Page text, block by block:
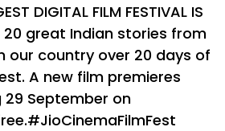
DIGITAL FILM FESTIVAL IS
great Indian stories from
our country over 20 days of
. A new film premieres
September on
#JioCinemaFilmFest